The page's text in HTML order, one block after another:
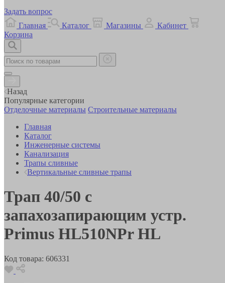
Задать вопрос
Главная
Каталог Магазины
Кабинет
Корзина
Назад
Популярные категории
Отделочные материалы Строительные материалы
Главная
Каталог
Инженерные системы
Канализация
Трапы сливные
Вертикальные сливные трапы
Трап 40/50 с
запахозапирающим устр.
Primus HL510NPr HL
Код товара: 606331